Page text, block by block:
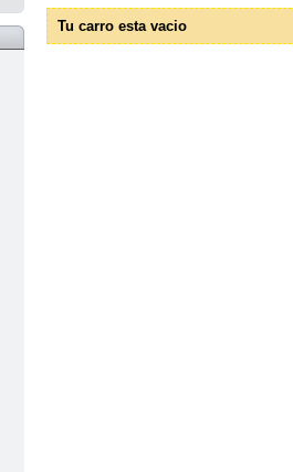
Tu carro esta vacio